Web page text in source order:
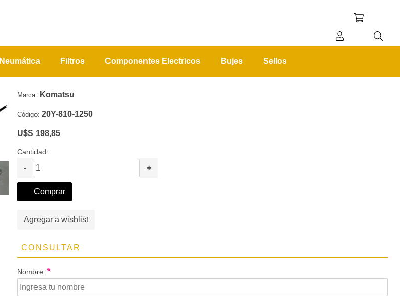
Neumática Filtros Componentes Electricos Bujes Sellos
Marca: Komatsu
Código: 20Y-810-1250
U$S 198,85
Cantidad:
- +
Comprar
Agregar a wishlist
CONSULTAR
Nombre: *